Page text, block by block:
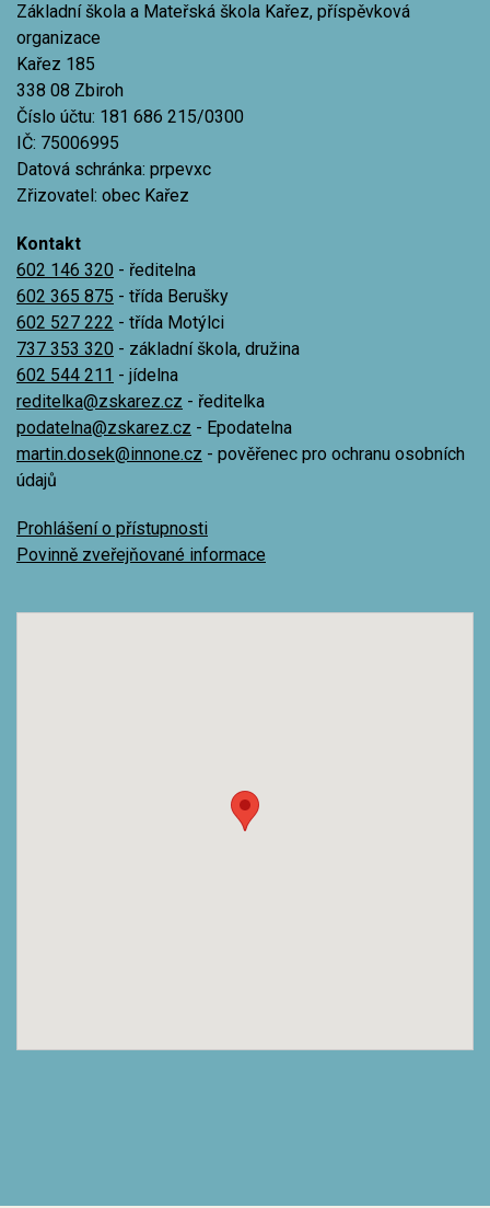
Základní škola a Mateřská škola Kařez, příspěvková
organizace
Kařez 185
338 08 Zbiroh
Číslo účtu: 181 686 215/0300
IČ: 75006995
Datová schránka: prpevxc
Zřizovatel: obec Kařez
Kontakt
602 146 320 - ředitelna
602 365 875 - třída Berušky
602 527 222 - třída Motýlci
737 353 320 - základní škola, družina
602 544 211 - jídelna
reditelka@zskarez.cz - ředitelka
podatelna@zskarez.cz - Epodatelna
martin.dosek@innone.cz - pověřenec pro ochranu osobních
údajů
Prohlášení o přístupnosti
Povinně zveřejňované informace